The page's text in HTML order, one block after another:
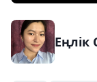
Еңлік